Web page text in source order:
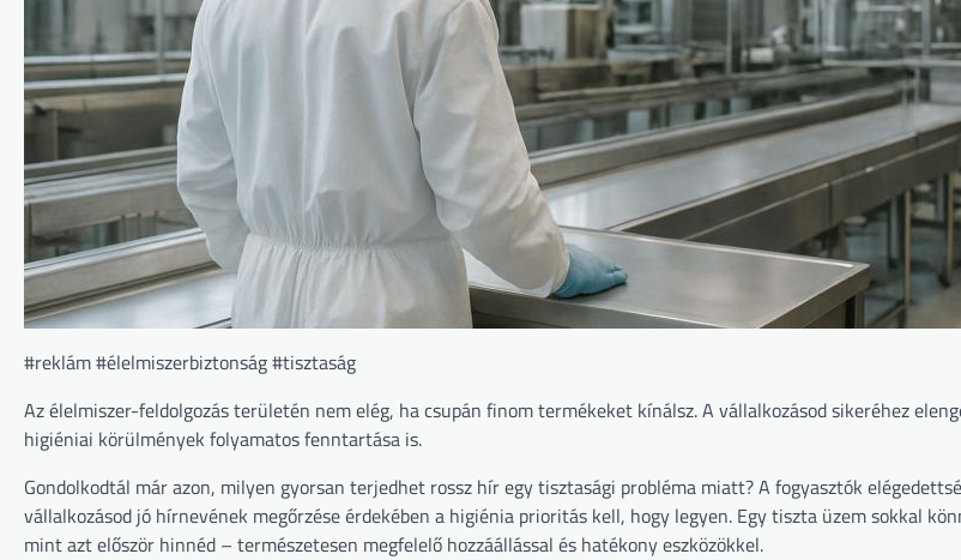
#reklám #élelmiszerbiztonság #tisztaság
Az élelmiszer-feldolgozás területén nem elég, ha csupán finom termékeket kínálsz. A vállalkozásod sikeréhez
higiéniai körülmények folyamatos fenntartása is.
Gondolkodtál már azon, milyen gyorsan terjedhet rossz hír egy tisztasági probléma miatt? A fogyasztók
vállalkozásod jó hírnevének megőrzése érdekében a higiénia prioritás kell, hogy legyen. Egy tiszta üzem sokkal
mint azt először hinnéd – természetesen megfelelő hozzáállással és hatékony eszközökkel.